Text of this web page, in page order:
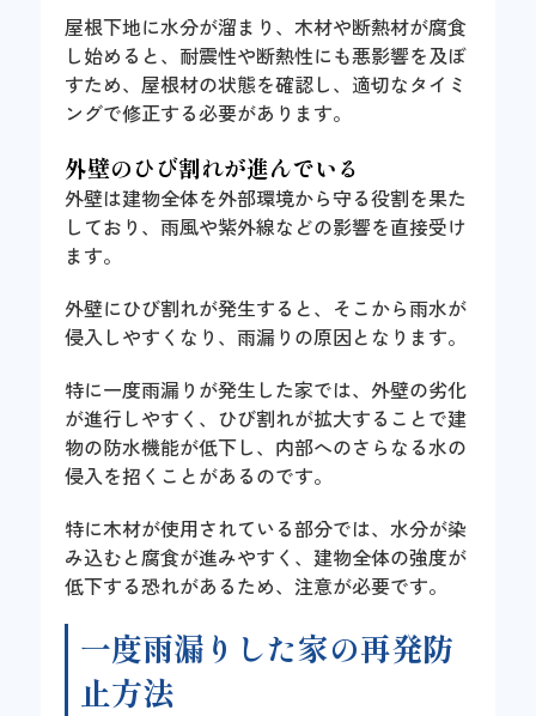
屋根下地に水分が溜まり、木材や断熱材が腐食
し始めると、耐震性や断熱性にも悪影響を及ぼ
すため、屋根材の状態を確認し、適切なタイミ
ングで修正する必要があります。
外壁のひび割れが進んでいる
外壁は建物全体を外部環境から守る役割を果た
しており、雨風や紫外線などの影響を直接受け
ます。
外壁にひび割れが発生すると、そこから雨水が
侵入しやすくなり、雨漏りの原因となります。
特に一度雨漏りが発生した家では、外壁の劣化
が進行しやすく、ひび割れが拡大することで建
物の防水機能が低下し、内部へのさらなる水の
侵入を招くことがあるのです。
特に木材が使用されている部分では、水分が染
み込むと腐食が進みやすく、建物全体の強度が
低下する恐れがあるため、注意が必要です。
一度雨漏りした家の再発防
止方法